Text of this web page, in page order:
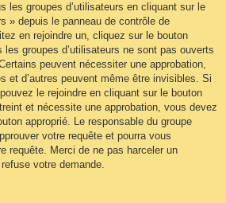
les groupes d’utilisateurs en cliquant sur le
» depuis le panneau de contrôle de
en rejoindre un, cliquez sur le bouton
les groupes d’utilisateurs ne sont pas ouverts
peuvent nécessiter une approbation,
et d’autres peuvent même être invisibles. Si
le rejoindre en cliquant sur le bouton
et nécessite une approbation, vous devez
approprié. Le responsable du groupe
votre requête et pourra vous
requête. Merci de ne pas harceler un
votre demande.